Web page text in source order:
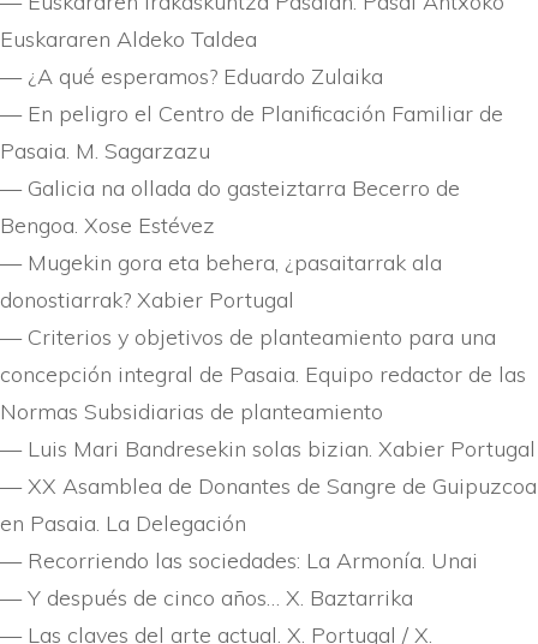
Euskararen Aldeko Taldea
— ¿A qué esperamos? Eduardo Zulaika
— En peligro el Centro de Planificación Familiar de
Pasaia. M. Sagarzazu
— Galicia na ollada do gasteiztarra Becerro de
Bengoa. Xose Estévez
— Mugekin gora eta behera, ¿pasaitarrak ala
donostiarrak? Xabier Portugal
— Criterios y objetivos de planteamiento para una
concepción integral de Pasaia. Equipo redactor de las
Normas Subsidiarias de planteamiento
— Luis Mari Bandresekin solas bizian. Xabier Portugal
— XX Asamblea de Donantes de Sangre de Guipuzcoa
en Pasaia. La Delegación
— Recorriendo las sociedades: La Armoní­a. Unai
— Y después de cinco años… X. Baztarrika
— Las claves del arte actual. X. Portugal / X.